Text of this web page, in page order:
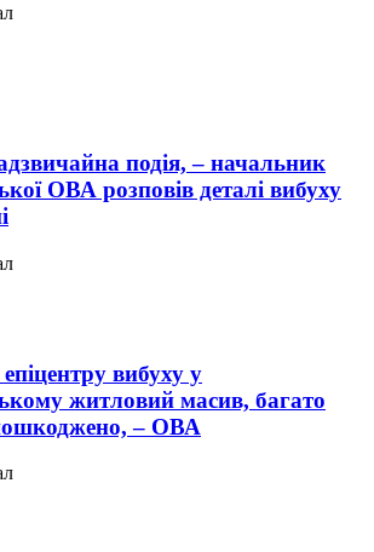
подія, – начальник
ОВА розповів деталі вибуху
вибуху у
житловий масив, багато
– ОВА